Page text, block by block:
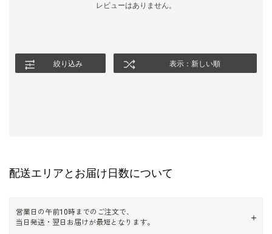
レビューはありません。
絞り込み 表示：新しい順
配送エリアとお届け日数について
営業日の午前10時までのご注文で、
当日発送・翌日お届けが最短となります。